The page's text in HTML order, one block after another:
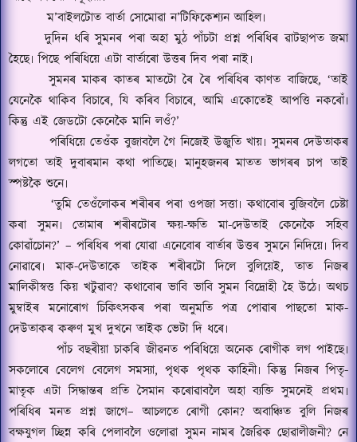
ম’বাইলটোত বাৰ্তা সোমোৱা ন’টিফিকেশ্যন আহিল৷
দুদিন ধৰি সুমনৰ পৰা অহা মুঠ পাঁচটা প্ৰশ্ন পৰিধিৰ ৱাটছাপত জমা
হৈছে৷ পিছে পৰিধিয়ে এটা বাৰ্তাৰো উত্তৰ দিব পৰা নাই৷
সুমনৰ মাকৰ কাতৰ মাতটো ৰৈ ৰৈ পৰিধিৰ কাণত বাজিছে, ‘তাই
যেনেকৈ থাকিব বিচাৰে,যি কৰিব বিচাৰে,আমি একোতেই আপত্তি নকৰোঁ৷
কিন্তু এই জেডটো কেনেকৈ মানি লওঁ?’
পৰিধিয়ে তেওঁক বুজাবলৈ গৈ নিজেই উজুতি খায়৷ সুমনৰ দেউতাকৰ
লগতো তাই দুবাৰমান কথা পাতিছে৷ মানুহজনৰ মাতত ভাগৰৰ চাপ তাই
স্পষ্টকৈ শুনে৷
‘তুমি তেওঁলোকৰ শৰীৰৰ পৰা ওপজা সত্তা৷ কথাবোৰ বুজিবলৈ চেষ্টা
কৰা সুমন৷ তোমাৰ শৰীৰটোৰ ক্ষয়-ক্ষতি মা-দেউতাই কেনেকৈ সহিব
কোৱাঁচোন?’ –পৰিধিৰ পৰা যোৱা এনেবোৰ বাৰ্তাৰ উত্তৰ সুমনে নিদিয়ে৷ দিব
নোৱাৰে৷ মাক-দেউতাকে তাইক শৰীৰটো দিলে বুলিয়েই,তাত নিজৰ
মালিকীস্বত্ত কিয় খটুৱাব?কথাবোৰ ভাবি ভাবি সুমন বিদ্ৰোহী হৈ উঠে৷ অথচ
মুম্বাইৰ মনোৰোগ চিকিৎসকৰ পৰা অনুমতি পত্ৰ পোৱাৰ পাছতো মাক-
দেউতাকৰ কৰুণ মুখ দুখনে তাইক ভেটা দি ধৰে৷
পাঁচ বছৰীয়া চাকৰি জীৱনত পৰিধিয়ে অনেক ৰোগীক লগ পাইছে৷
সকলোৰে বেলেগ বেলেগ সমস্যা,পৃথক পৃথক কাহিনী৷ কিন্তু নিজৰ পিতৃ-
মাতৃক এটা সিদ্ধান্তৰ প্ৰতি সৈমান কৰোৱাবলৈ অহা ব্যক্তি সুমনেই প্ৰথম৷
পৰিধিৰ মনত প্ৰশ্ন জাগে–আচলতে ৰোগী কোন?অবাঞ্চিত বুলি নিজৰ
বক্ষযুগল চ্ছিন্ন কৰি পেলাবলৈ ওলোৱা সুমন নামৰ জৈৱিক ছোৱালীজনী?নে